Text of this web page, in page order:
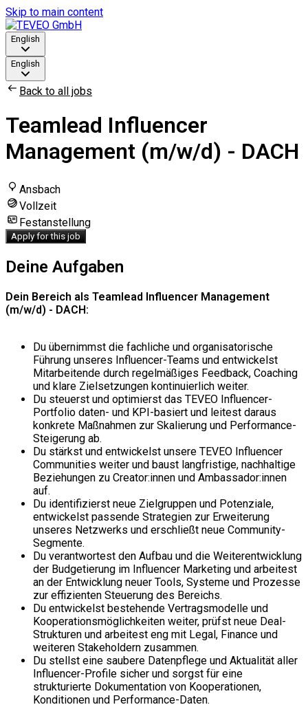
Skip to main content
English
English
Back to all jobs
Teamlead Influencer
Management (m/w/d) - DACH
Ansbach
Vollzeit
Festanstellung
Apply for this job
Deine Aufgaben
Dein Bereich als Teamlead Influencer Management
(m/w/d) - DACH:
Du übernimmst die fachliche und organisatorische
Führung unseres Influencer-Teams und entwickelst
Mitarbeitende durch regelmäßiges Feedback, Coaching
und klare Zielsetzungen kontinuierlich weiter.
Du steuerst und optimierst das TEVEO Influencer-
Portfolio daten- und KPI-basiert und leitest daraus
konkrete Maßnahmen zur Skalierung und Performance-
Steigerung ab.
Du stärkst und entwickelst unsere TEVEO Influencer
Communities weiter und baust langfristige, nachhaltige
Beziehungen zu Creator:innen und Ambassador:innen
auf.
Du identifizierst neue Zielgruppen und Potenziale,
entwickelst passende Strategien zur Erweiterung
unseres Netzwerks und erschließt neue Community-
Segmente.
Du verantwortest den Aufbau und die Weiterentwicklung
der Budgetierung im Influencer Marketing und arbeitest
an der Entwicklung neuer Tools, Systeme und Prozesse
zur effizienten Steuerung des Bereichs.
Du entwickelst bestehende Vertragsmodelle und
Kooperationsmöglichkeiten weiter, prüfst neue Deal-
Strukturen und arbeitest eng mit Legal, Finance und
weiteren Stakeholdern zusammen.
Du stellst eine saubere Datenpflege und Aktualität aller
Influencer-Profile sicher und sorgst für eine
strukturierte Dokumentation von Kooperationen,
Konditionen und Performance-Daten.